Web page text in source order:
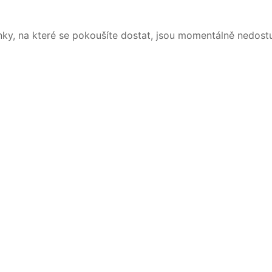
na které se pokoušíte dostat, jsou momentálně